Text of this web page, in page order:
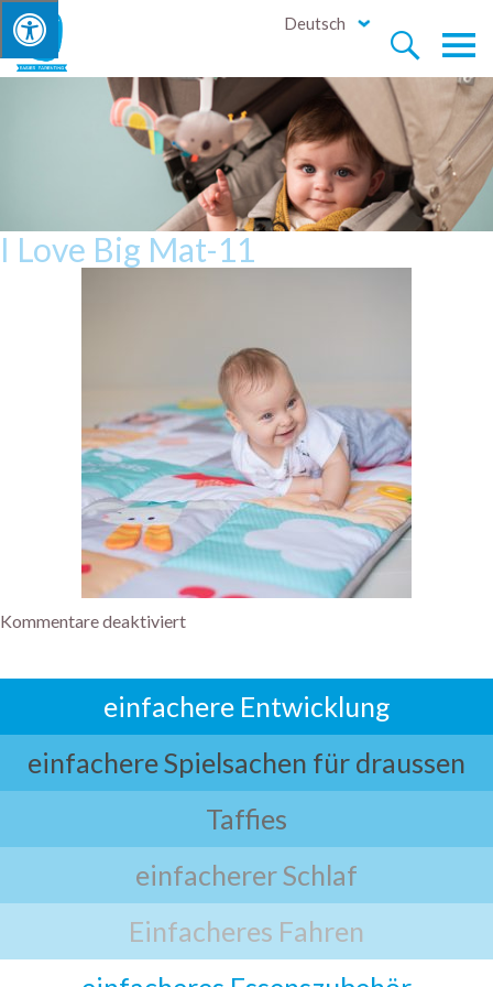


Deutsch
I Love Big Mat-11
Kommentare deaktiviert
einfachere Entwicklung
einfachere Spielsachen für draussen
Taffies
einfacherer Schlaf
Einfacheres Fahren